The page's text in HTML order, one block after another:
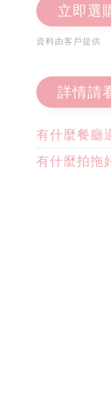
立即選
資料由客戶提供
詳情請
有什麼餐廳
有什麼拍拖